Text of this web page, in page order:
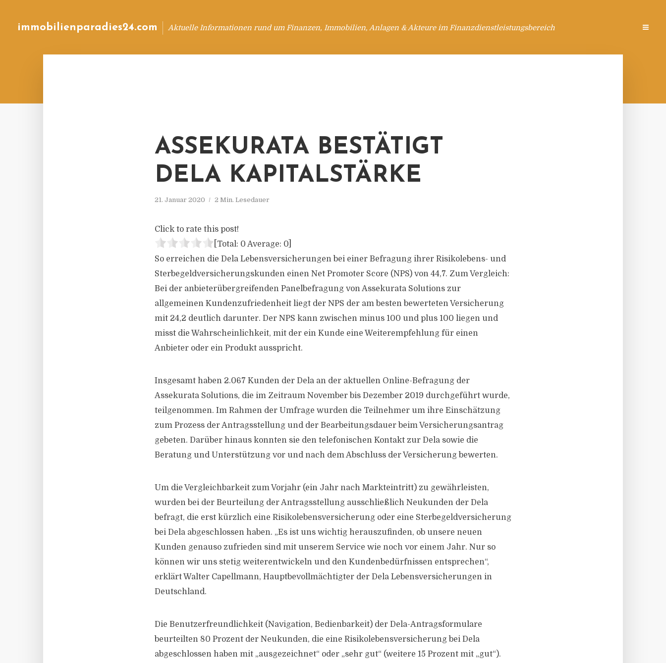
immobilienparadies24.com Aktuelle Informationen rund um Finanzen, Immobilien, Anlagen & Akteure im Finanzdienstleistungsbereich
ASSEKURATA BESTÄTIGT
DELA KAPITALSTÄRKE
21. Januar 2020 2 Min. Lesedauer
Click to rate this post!
[Total: 0 Average: 0
So erreichen die Dela Lebensversicherungen bei einer Befragung ihrer Risikolebens- und
Sterbegeldversicherungskunden einen Net Promoter Score (NPS) von 44,7. Zum Vergleich:
Bei der anbieterübergreifenden Panelbefragung von Assekurata Solutions zur
allgemeinen Kundenzufriedenheit liegt der NPS der am besten bewerteten Versicherung
mit 24,2 deutlich darunter. Der NPS kann zwischen minus 100 und plus 100 liegen und
misst die Wahrscheinlichkeit, mit der ein Kunde eine Weiterempfehlung für einen
Anbieter oder ein Produkt ausspricht.
Insgesamt haben 2.067 Kunden der Dela an der aktuellen Online-Befragung der
Assekurata Solutions, die im Zeitraum November bis Dezember 2019 durchgeführt wurde,
teilgenommen. Im Rahmen der Umfrage wurden die Teilnehmer um ihre Einschätzung
zum Prozess der Antragsstellung und der Bearbeitungsdauer beim Versicherungsantrag
gebeten. Darüber hinaus konnten sie den telefonischen Kontakt zur Dela sowie die
Beratung und Unterstützung vor und nach dem Abschluss der Versicherung bewerten.
Um die Vergleichbarkeit zum Vorjahr (ein Jahr nach Markteintritt) zu gewährleisten,
wurden bei der Beurteilung der Antragsstellung ausschließlich Neukunden der Dela
befragt, die erst kürzlich eine Risikolebensversicherung oder eine Sterbegeldversicherung
bei Dela abgeschlossen haben. „Es ist uns wichtig herauszufinden, ob unsere neuen
Kunden genauso zufrieden sind mit unserem Service wie noch vor einem Jahr. Nur so
können wir uns stetig weiterentwickeln und den Kundenbedürfnissen entsprechen“,
erklärt Walter Capellmann, Hauptbevollmächtigter der Dela Lebensversicherungen in
Deutschland.
Die Benutzerfreundlichkeit (Navigation, Bedienbarkeit) der Dela-Antragsformulare
beurteilten 80 Prozent der Neukunden, die eine Risikolebensversicherung bei Dela
abgeschlossen haben mit „ausgezeichnet“ oder „sehr gut“ (weitere 15 Prozent mit „gut“).